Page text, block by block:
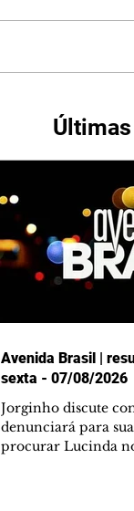
Avenida Brasil |
sexta - 07/08/2026
Jorginho discute
denunciará para
procurar Lucinda